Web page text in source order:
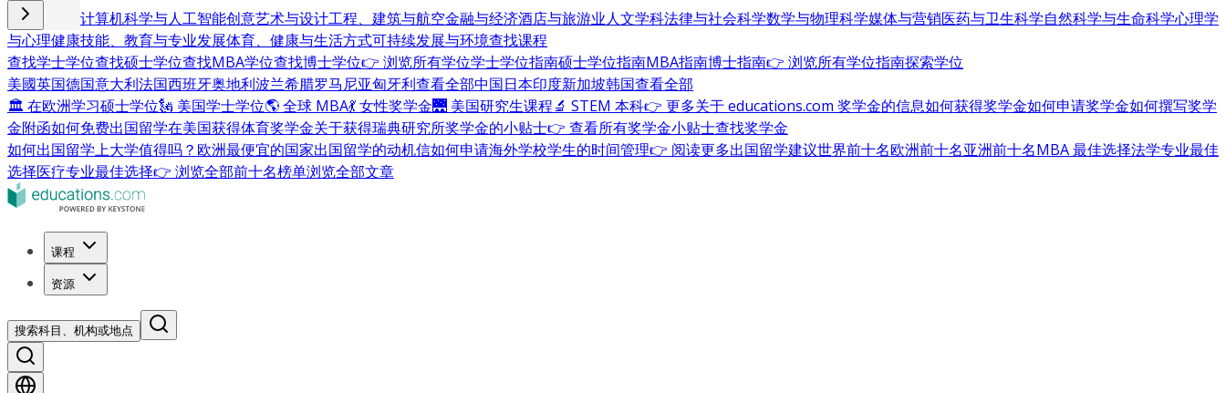
商业与管理 计算机科学与人工智能创意艺术与设计工程、建筑与航空金融与经济酒店与旅游业人文学科法律与社会科学数学与物理科学媒体与营销医药与卫生科学自然科学与生命科学心理学
与心理健康技能、教育与专业发展体育、健康与生活方式可持续发展与环境查找课程
查找学士学位查找硕士学位查找MBA学位查找博士学位👉 浏览所有学位学士学位指南硕士学位指南MBA指南博士指南👉 浏览所有学位指南探索学位
美國英国德国意大利法国西班牙奥地利波兰希腊罗马尼亚匈牙利查看全部中国日本印度新加坡韩国查看全部
🏛 在欧洲学习硕士学位🗽 美国学士学位🌎 全球 MBA💃 女性奖学金🌉 美国研究生课程🔬 STEM 本科👉 更多关于 educations.com 奖学金的信息如何获得奖学金如何申请奖学金如何撰写奖学
金附函如何免费出国留学在美国获得体育奖学金关于获得瑞典研究所奖学金的小贴士👉 查看所有奖学金小贴士查找奖学金
如何出国留学上大学值得吗？ 欧洲最便宜的国家出国留学的动机信如何申请海外学校学生的时间管理👉 阅读更多出国留学建议世界前十名欧洲前十名亚洲前十名MBA 最佳选择法学专业最佳
选择医疗专业最佳选择👉 浏览全部前十名榜单浏览全部文章
课程
资源
搜索科目、机构或地点